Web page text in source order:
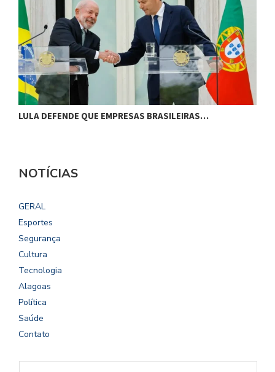
LULA DEFENDE QUE EMPRESAS BRASILEIRAS…
NOTÍCIAS
GERAL
Esportes
Segurança
Cultura
Tecnologia
Alagoas
Política
Saúde
Contato